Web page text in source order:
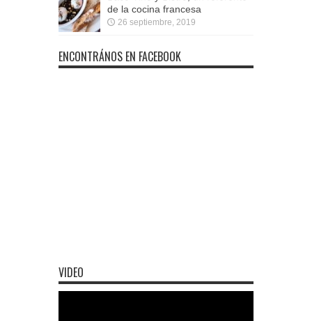
de la cocina francesa
26 septiembre, 2019
ENCONTRÁNOS EN FACEBOOK
VIDEO